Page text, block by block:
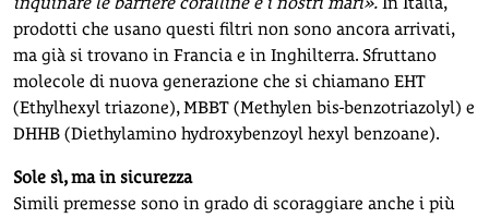
prodotti che usano questi filtri non sono ancora arrivati,
ma già si trovano in Francia e in Inghilterra. Sfruttano
molecole di nuova generazione che si chiamano EHT
(Ethylhexyl triazone), MBBT (Methylen bis-benzotriazolyl) e
DHHB (Diethylamino hydroxybenzoyl hexyl benzoane).
Sole sì, ma in sicurezza
Simili premesse sono in grado di scoraggiare anche i più